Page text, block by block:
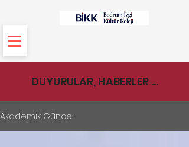
DUYURULAR, HABERLER ...
Akademik Günce